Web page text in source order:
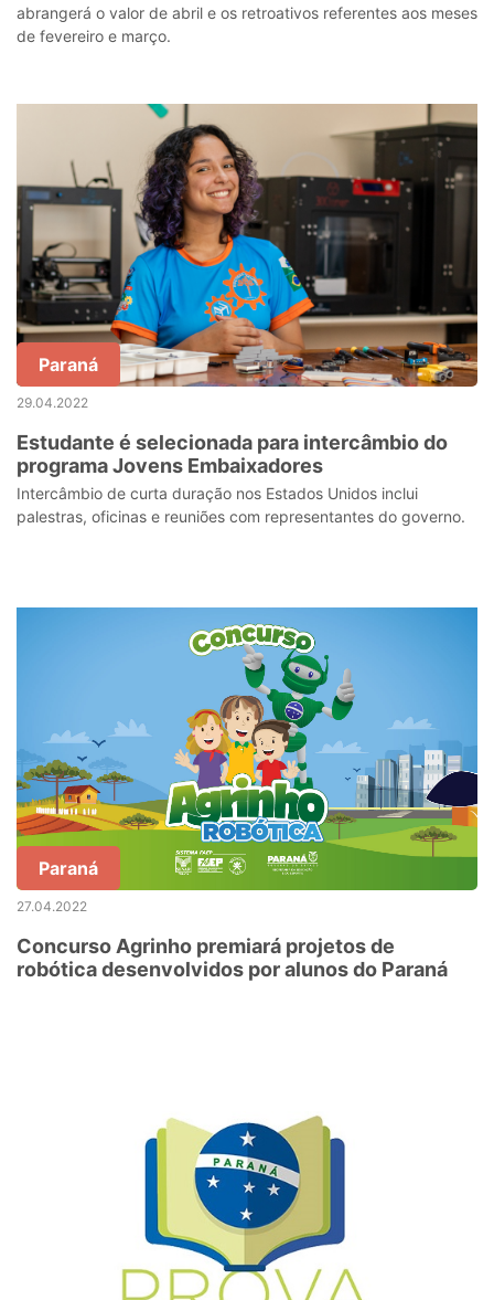
abrangerá o valor de abril e os retroativos referentes aos meses
de fevereiro e março.
Paraná
29.04.2022
Estudante é selecionada para intercâmbio do
programa Jovens Embaixadores
Intercâmbio de curta duração nos Estados Unidos inclui
palestras, oficinas e reuniões com representantes do governo.
Paraná
27.04.2022
Concurso Agrinho premiará projetos de
robótica desenvolvidos por alunos do Paraná